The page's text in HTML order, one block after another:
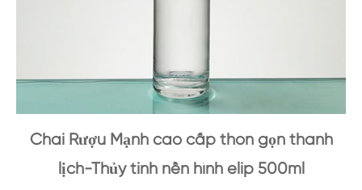
Chai Rượu Mạnh cao cấp thon gọn thanh
lịch-Thủy tinh nền hình elip 500ml